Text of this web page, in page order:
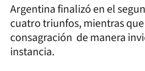
Argentina finalizó en el
cuatro triunfos, mientras
consagración de manera
instancia.